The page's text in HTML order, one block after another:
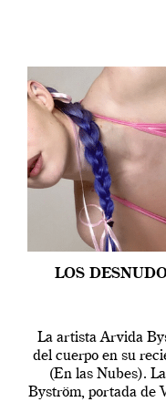
LOS
La artista Arvida
del cuerpo en su
(En las Nubes).
Byström, portada de